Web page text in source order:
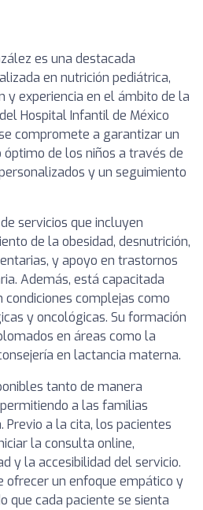
es una destacada
en nutrición pediátrica,
y experiencia en el ámbito de la
Hospital Infantil de México
compromete a garantizar un
de los niños a través de
y un seguimiento
servicios que incluyen
de la obesidad, desnutrición,
y apoyo en trastornos
Además, está capacitada
condiciones complejas como
y oncológicas. Su formación
en áreas como la
en lactancia materna.
tanto de manera
a las familias
Previo a la cita, los pacientes
la consulta online,
y la accesibilidad del servicio.
ofrecer un enfoque empático y
que cada paciente se sienta